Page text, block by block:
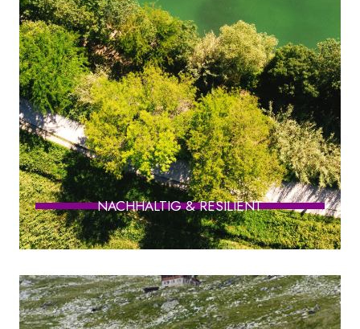
NACHHALTIG & RESILIENT